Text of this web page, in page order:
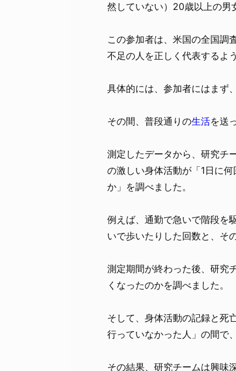
然していない）20歳以上の男
この参加者は、米国の全国調
不足の人を正しく代表するよ
具体的には、参加者にはまず
その間、普段通りの生活を送
測定したデータから、研究チ
の激しい身体活動が「1日に
か」を調べました。
例えば、通勤で急いで階段を
いで歩いたりした回数と、そ
測定期間が終わった後、研究
くなったのかを調べました。
そして、身体活動の記録と死
行っていなかった人」の間で
その結果、研究チームは興味